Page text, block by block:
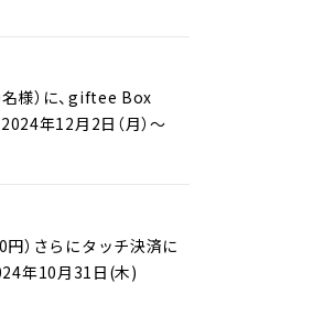
様）に、giftee Box
年12月2日（月）～
）さらにタッチ決済に
年10月31日(木)